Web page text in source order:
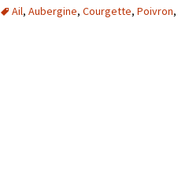
Ail, Aubergine, Courgette, Poivron,